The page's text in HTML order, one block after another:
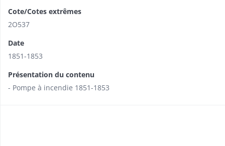
Cote/Cotes extrêmes
2O537
Date
1851-1853
Présentation du contenu
- Pompe à incendie 1851-1853